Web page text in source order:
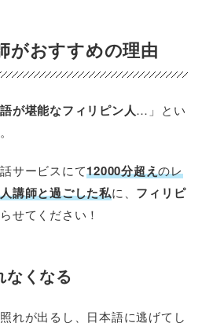
がおすすめの理由
が堪能なフィリピン人…」とい
サービスにて12000分超えのレ
講師と過ごした私に、 フィリピ
せてください！
なくなる
れが出るし、日本語に逃げてし